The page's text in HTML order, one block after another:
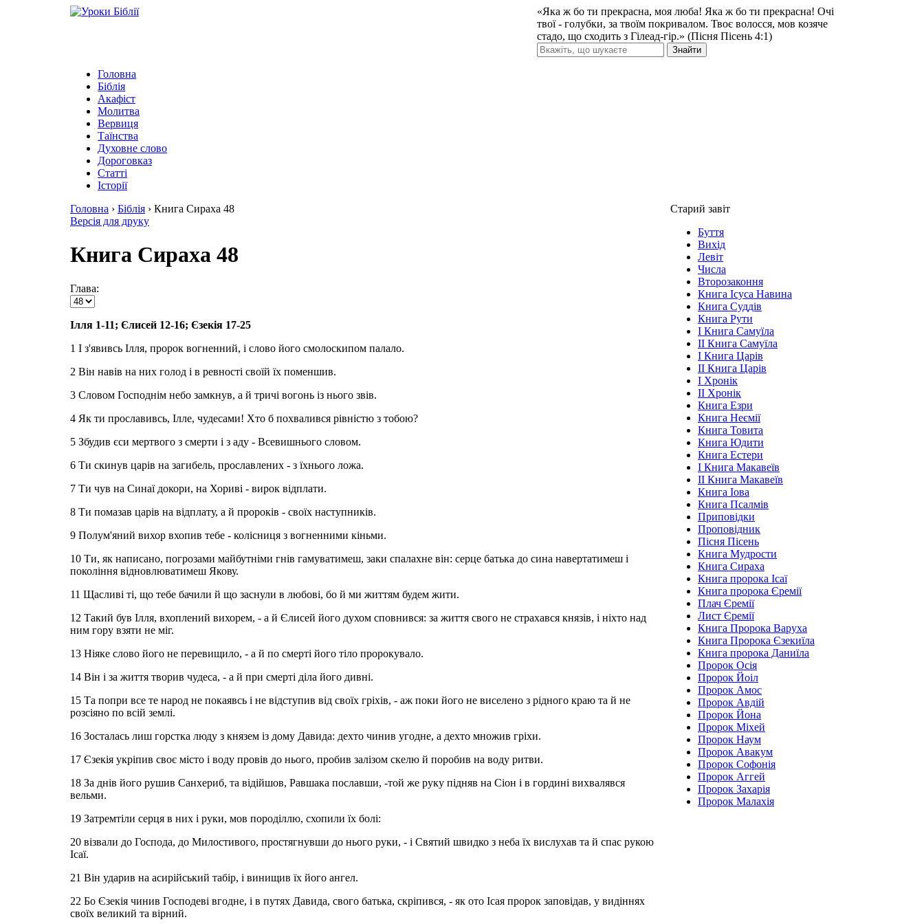
«Яка ж бо ти прекрасна, моя люба! Яка ж бо ти прекрасна! Очі
твої - голубки, за твоїм покривалом. Твоє волосся, мов козяче
стадо, що сходить з Гілеад-гір.» (Пісня Пісень 4:1)
Знайти
Головна
Біблія
Акафіст
Молитва
Вервиця
Таїнства
Духовне слово
Дороговказ
Cтатті
Історії
Головна › Біблія › Книга Сираха 48
Версія для друку
Книга Сираха 48
Глава:
Ілля 1-11; Єлисей 12-16; Єзекія 17-25
1 І з'явивсь Ілля, пророк вогненний, і слово його смолоскипом палало.
2 Він навів на них голод і в ревності своїй їх поменшив.
3 Словом Господнім небо замкнув, а й тричі вогонь із нього звів.
4 Як ти прославивсь, Ілле, чудесами! Хто б похвалився рівністю з тобою?
5 Збудив єси мертвого з смерти і з аду - Всевишнього словом.
6 Ти скинув царів на загибель, прославлених - з їхнього ложа.
7 Ти чув на Синаї докори, на Хориві - вирок відплати.
8 Ти помазав царів на відплату, а й пророків - своїх наступників.
9 Полум'яний вихор вхопив тебе - колісниця з вогненними кіньми.
10 Ти, як написано, погрозами майбутніми гнів гамуватимеш, заки спалахне він: серце батька до сина навертатимеш і
покоління відновлюватимеш Якову.
11 Щасливі ті, що тебе бачили й що заснули в любові, бо й ми життям будем жити.
12 Такий був Ілля, вхоплений вихорем, - а й Єлисей його духом сповнився: за життя свого не страхався князів, і ніхто над
ним гору взяти не міг.
13 Ніяке слово його не перевищило, - а й по смерті його тіло пророкувало.
14 Він і за життя творив чудеса, - а й при смерті діла його дивні.
15 Та попри все те народ не покаявсь і не відступив від своїх гріхів, - аж поки його не виселено з рідного краю та й не
розсіяно по всій землі.
16 Зосталась лиш горстка люду з князем із дому Давида: дехто чинив угодне, а дехто множив гріхи.
17 Єзекія укріпив своє місто і воду провів до нього, пробив залізом скелю й поробив на воду ритви.
18 За днів його рушив Санхериб, та відійшов, Равшака пославши, -той же руку підняв на Сіон і в гордині вихвалявся
вельми.
19 Затремтіли серця в них і руки, мов породіллю, схопили їх болі:
20 візвали до Господа, до Милостивого, простягнувши до нього руки, - і Святий швидко з неба їх вислухав та й спас рукою
Ісаї.
21 Він ударив на асирійський табір, і винищив їх його ангел.
22 Бо Єзекія чинив Господеві вгодне, і в путях Давида, свого батька, скріпився, - як ото Ісая пророк заповідав, у видіннях
своїх великий та вірний.
Старий завіт
Буття
Вихід
Левіт
Числа
Второзаконня
Книга Ісуса Навина
Книга Суддів
Книга Рути
І Книга Самуїла
ІІ Книга Самуїла
І Книга Царів
ІІ Книга Царів
І Хронік
ІІ Хронік
Книга Езри
Книга Неємії
Книга Товита
Книга Юдити
Книга Естери
І Книга Макавеїв
ІІ Книга Макавеїв
Книга Іова
Книга Псалмів
Приповідки
Проповідник
Пісня Пісень
Книга Мудрости
Книга Сираха
Книга пророка Ісаї
Книга пророка Єремії
Плач Єремії
Лист Єремії
Книга Пророка Варуха
Книга Пророка Єзекиїла
Книга пророка Даниїла
Пророк Осія
Пророк Йоіл
Пророк Амос
Пророк Авдій
Пророк Йона
Пророк Міхей
Пророк Наум
Пророк Авакум
Пророк Софонія
Пророк Аггей
Пророк Захарія
Пророк Малахія